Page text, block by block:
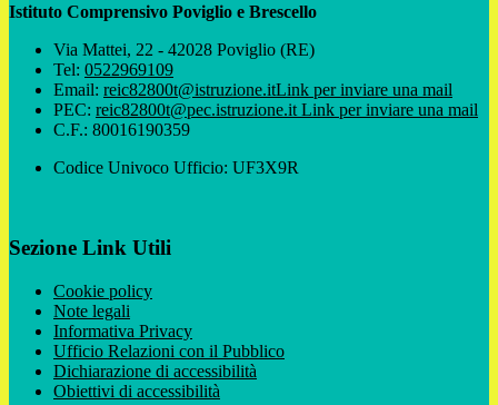
Istituto Comprensivo Poviglio e Brescello
Via Mattei, 22 - 42028 Poviglio (RE)
Tel: 0522969109
Email: reic82800t@istruzione.itLink per inviare una mail
PEC: reic82800t@pec.istruzione.it Link per inviare una mail
C.F.: 80016190359
Codice Univoco Ufficio: UF3X9R
Sezione Link Utili
Cookie policy
Note legali
Informativa Privacy
Ufficio Relazioni con il Pubblico
Dichiarazione di accessibilità
Obiettivi di accessibilità